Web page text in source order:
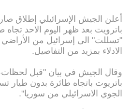
أعلن الجيش الإسرائيلي إطلاق
باترويت بعد ظهر اليوم الاحد تجاه
"تسللت" الى إسرائيل من
الادلاء بمزيد من التفاصيل.
وقال الجيش في بيان "قبل
باتريوت باتجاه طائرة بدون طيار
الجوي الاسرائيلي من سوريا".